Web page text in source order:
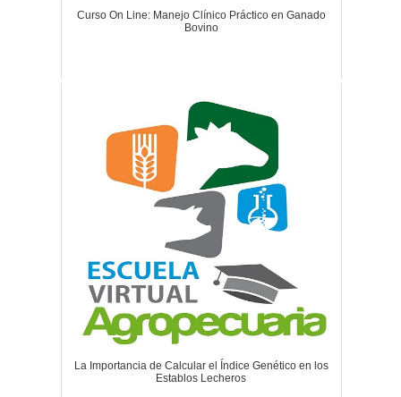
Curso On Line: Manejo Clínico Práctico en Ganado
Bovino
La Importancia de Calcular el Índice Genético en los
Establos Lecheros